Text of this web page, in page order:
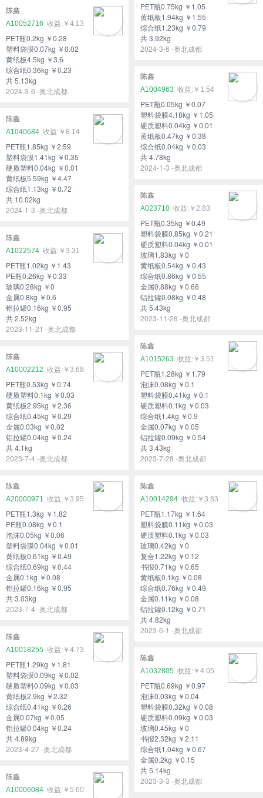
PET瓶0.75kg ￥1.05
黄纸板1.94kg ￥1.55
综合纸1.23kg ￥0.79
共 3.92kg
2024-3-6 -奥北成都
陈鑫
A10052716
￥4.13
PET瓶0.2kg ￥0.28
塑料袋膜0.07kg ￥0.02
黄纸板4.5kg ￥3.6
综合纸0.36kg ￥0.23
共 5.13kg
2024-3-6 -奥北成都
陈鑫
A1004963
￥1.54
PET瓶0.05kg ￥0.07
塑料袋膜4.18kg ￥1.05
硬质塑料0.04kg ￥0.01
黄纸板0.47kg ￥0.38
综合纸0.04kg ￥0.03
共 4.78kg
2024-1-3 -奥北成都
陈鑫
A1040684
￥8.14
PET瓶1.85kg ￥2.59
塑料袋膜1.41kg ￥0.35
硬质塑料0.04kg ￥0.01
黄纸板5.59kg ￥4.47
综合纸1.13kg ￥0.72
共 10.02kg
2024-1-3 -奥北成都
陈鑫
A023710
￥2.83
PET瓶0.35kg ￥0.49
塑料袋膜0.85kg ￥0.21
硬质塑料0.04kg ￥0.01
玻璃1.83kg ￥0
黄纸板0.54kg ￥0.43
综合纸0.86kg ￥0.55
金属0.88kg ￥0.66
铝拉罐0.08kg ￥0.48
共 5.43kg
2023-11-28 -奥北成都
陈鑫
A1022574
￥3.31
PET瓶1.02kg ￥1.43
PE瓶0.26kg ￥0.33
玻璃0.28kg ￥0
金属0.8kg ￥0.6
铝拉罐0.16kg ￥0.95
共 2.52kg
2023-11-21 -奥北成都
陈鑫
A1015263
￥3.51
PET瓶1.28kg ￥1.79
泡沫0.08kg ￥0.1
塑料袋膜0.41kg ￥0.1
硬质塑料0.1kg ￥0.03
综合纸1.4kg ￥0.9
金属0.07kg ￥0.05
铝拉罐0.09kg ￥0.54
共 3.43kg
2023-7-28 -奥北成都
陈鑫
A10002212
￥3.68
PET瓶0.53kg ￥0.74
硬质塑料0.1kg ￥0.03
黄纸板2.95kg ￥2.36
综合纸0.45kg ￥0.29
金属0.03kg ￥0.02
铝拉罐0.04kg ￥0.24
共 4.1kg
2023-7-4 -奥北成都
陈鑫
A20000971
￥3.95
PET瓶1.3kg ￥1.82
PE瓶0.08kg ￥0.1
泡沫0.05kg ￥0.06
塑料袋膜0.04kg ￥0.01
黄纸板0.61kg ￥0.49
综合纸0.69kg ￥0.44
金属0.1kg ￥0.08
铝拉罐0.16kg ￥0.95
共 3.03kg
2023-7-4 -奥北成都
陈鑫
A10014294
￥3.83
PET瓶1.17kg ￥1.64
塑料袋膜0.11kg ￥0.03
硬质塑料0.1kg ￥0.03
玻璃0.42kg ￥0
复合1.22kg ￥0.12
书报0.71kg ￥0.65
黄纸板0.1kg ￥0.08
综合纸0.76kg ￥0.49
金属0.11kg ￥0.08
铝拉罐0.12kg ￥0.71
共 4.82kg
2023-6-1 -奥北成都
陈鑫
A10018255
￥4.73
PET瓶1.29kg ￥1.81
塑料袋膜0.09kg ￥0.02
硬质塑料0.09kg ￥0.03
黄纸板2.9kg ￥2.32
综合纸0.41kg ￥0.26
金属0.07kg ￥0.05
铝拉罐0.04kg ￥0.24
共 4.89kg
2023-4-27 -奥北成都
陈鑫
A1032805
￥4.05
PET瓶0.69kg ￥0.97
泡沫0.03kg ￥0.04
塑料袋膜0.32kg ￥0.08
硬质塑料0.09kg ￥0.03
玻璃0.45kg ￥0
书报2.32kg ￥2.11
综合纸1.04kg ￥0.67
金属0.2kg ￥0.15
共 5.14kg
2023-3-3 -奥北成都
陈鑫
A10006084
￥5.60